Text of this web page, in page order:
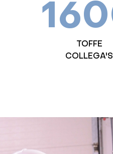
TOFFE
COLLEGA'S